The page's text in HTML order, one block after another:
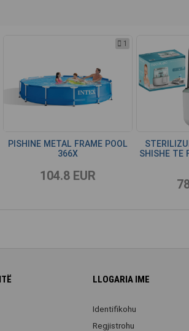
1
PISHINE METAL FRAME POOL
366X
104.8 EUR
SHISHE TE
LLOGARIA IME
Identifikohu
Regjistrohu